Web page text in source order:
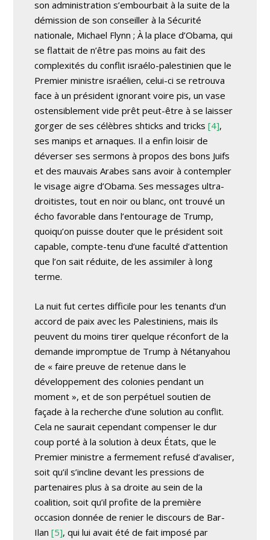
son administration s’embourbait à la suite de la
démission de son conseiller à la Sécurité
nationale, Michael Flynn ; À la place d’Obama, qui
se flattait de n’être pas moins au fait des
complexités du conflit israélo-palestinien que le
Premier ministre israélien, celui-ci se retrouva
face à un président ignorant voire pis, un vase
ostensiblement vide prêt peut-être à se laisser
gorger de ses célèbresshticks and tricks [4],
ses manips et arnaques. Il a enfin loisir de
déverser ses sermons à propos des bons Juifs
et des mauvais Arabes sans avoir à contempler
le visage aigre d’Obama. Ses messages ultra-
droitistes, tout en noir ou blanc, ont trouvé un
écho favorable dans l’entourage de Trump,
quoiqu’on puisse douter que le président soit
capable, compte-tenu d’une faculté d’attention
que l’on sait réduite, de les assimiler à long
terme.
La nuit fut certes difficile pour les tenants d’un
accord de paix avec les Palestiniens, mais ils
peuvent du moins tirer quelque réconfort de la
demande impromptue de Trump à Nétanyahou
de « faire preuve de retenue dans le
développement des colonies pendant un
moment », et de son perpétuel soutien de
façade à la recherche d’une solution au conflit.
Cela ne saurait cependant compenser le dur
coup porté à la solution à deux États, que le
Premier ministre a fermement refusé d’avaliser,
soit qu’il s’incline devant les pressions de
partenaires plus à sa droite au sein de la
coalition, soit qu’il profite de la première
occasion donnée de renier le discours de Bar-
Ilan[5], qui lui avait été de fait imposé par